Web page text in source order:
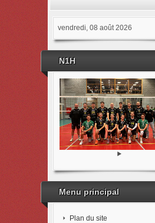
vendredi, 08 août 2026
N1H
Menu principal
Plan du site